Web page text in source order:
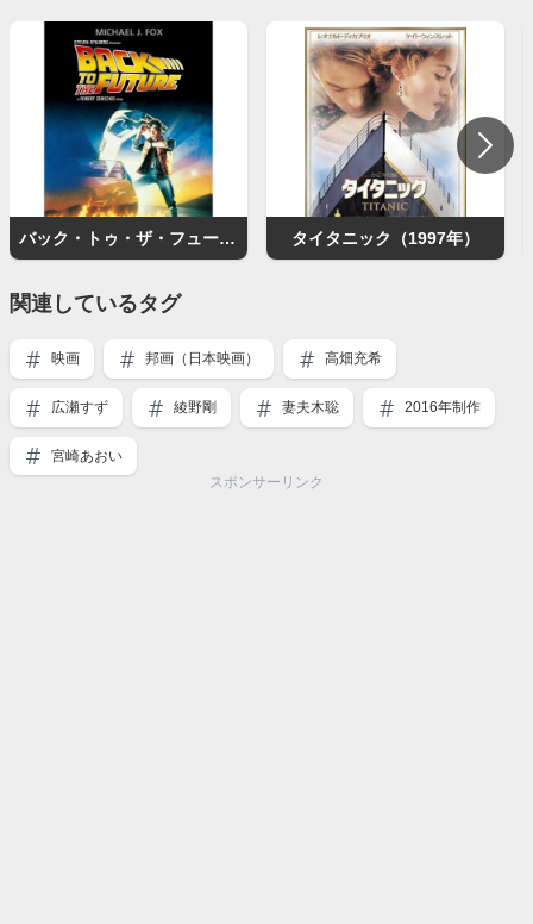
バック・トゥ・ザ・フューチャー タイタニック（1997年）
関連しているタグ
映画 邦画（日本映画） 高畑充希
広瀬すず 綾野剛 妻夫木聡 2016年制作
宮崎あおい
スポンサーリンク